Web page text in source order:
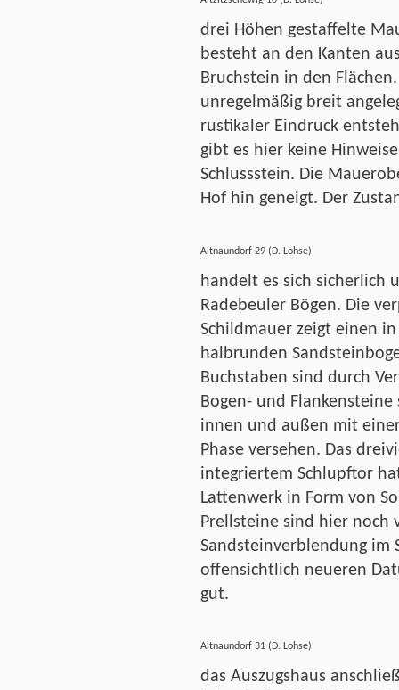
drei Höhen gestaffelte
besteht an den Kanten
Bruchstein in den
unregelmäßig breit
rustikaler Eindruck
gibt es hier keine
Schlussstein. Die
Hof hin geneigt. Der
Altnaundorf 29 (D. Lohse)
handelt es sich sicherlich
Radebeuler Bögen. Die
Schildmauer zeigt einen
halbrunden
Buchstaben sind durch
Bogen- und
innen und außen mit
Phase versehen. Das
integriertem Schlupftor
Lattenwerk in Form von
Prellsteine sind hier noch
Sandsteinverblendung im
offensichtlich neueren
gut.
Altnaundorf 31 (D. Lohse)
das Auszugshaus